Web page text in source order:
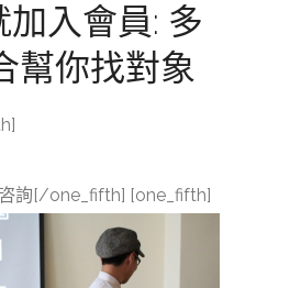
加入會員: 多
幫你找對象
咨詢[/one_fifth] [one_fifth]